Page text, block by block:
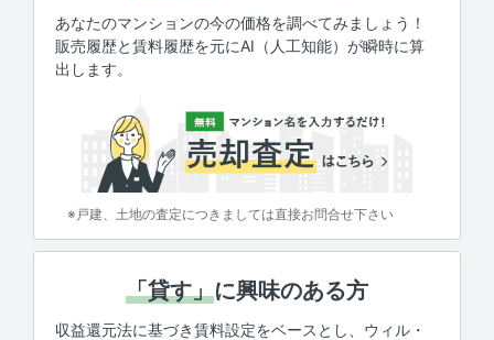
あなたのマンションの今の価格を調べてみましょう！
販売履歴と賃料履歴を元にAI（人工知能）が瞬時に算
出します。
※戸建、土地の査定につきましては直接お問合せ下さい
「貸す」に興味のある方
収益還元法に基づき賃料設定をベースとし、ウィル・